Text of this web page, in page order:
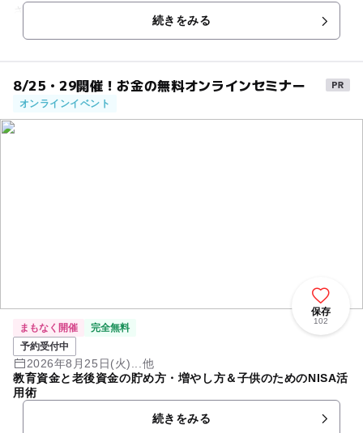
さい子も遊びやすいです
続きをみる
8/25・29開催！お金の無料オンラインセミナー
オンラインイベント
保存
102
まもなく開催
完全無料
予約受付中
2026年8月25日(火)...他
教育資金と老後資金の貯め方・増やし方＆子供のためのNISA活
用術
続きをみる